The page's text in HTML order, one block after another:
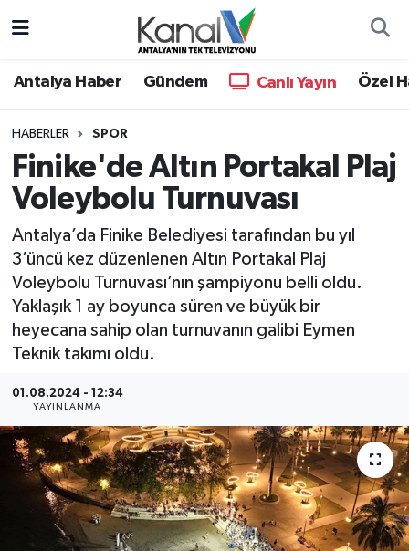
Antalya Haber Gündem Canlı Yayın Özel
HABERLER SPOR
Finike'de Altın Portakal Plaj
Voleybolu Turnuvası
Antalya’da Finike Belediyesi tarafından bu yıl
3’üncü kez düzenlenen Altın Portakal Plaj
Voleybolu Turnuvası’nın şampiyonu belli oldu.
Yaklaşık 1 ay boyunca süren ve büyük bir
heyecana sahip olan turnuvanın galibi Eymen
Teknik takımı oldu.
01.08.2024 - 12:34
YAYINLANMA
Antalya Haber
Dünya
Eğitim
Ekonomi
Gündem
Günün Manşetleri
Haber Kuşakları
Haberler
KANALV Spor
Kültür Sanat
Hava Durumu
Trafik Durumu
Süper Lig Puan Durumu ve Fikstür
Tüm Manşetler
Son Dakika Haberleri
Haber Arşivi